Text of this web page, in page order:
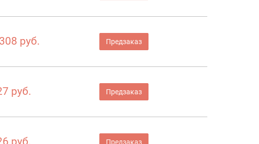
руб. Предзаказ
руб. Предзаказ
руб. Предзаказ